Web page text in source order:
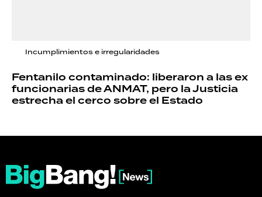
Incumplimientos e irregularidades
Fentanilo contaminado: liberaron a las ex
funcionarias de ANMAT, pero la Justicia
estrecha el cerco sobre el Estado